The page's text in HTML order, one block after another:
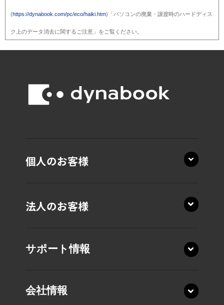
(https://dynabook.com/pc/eco/haiki.htm)「パソコンの廃棄・譲渡時のハードディス
ク上のデータ消去に関するご注意」をご覧ください。
個人のお客様
16.0型 T9・ T7・T6・T5
法人のお客様
サポート情報
会社情報